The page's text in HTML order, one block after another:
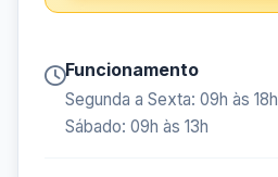
Funcionamento
Segunda a Sexta: 09h às 18h
Sábado: 09h às 13h